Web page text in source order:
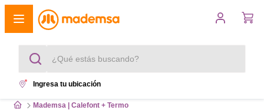
¿Qué estás buscando?
Ingresa tu ubicación
Mademsa | Calefont + Termo